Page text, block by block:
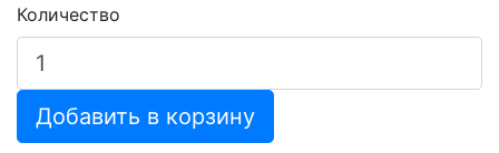
Количество
Добавить в корзину